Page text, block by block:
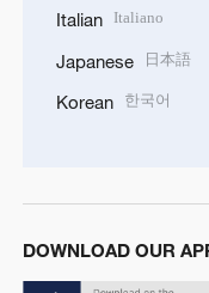
Italian Italiano
Japanese 日本語
Korean 한국어
DOWNLOAD OUR